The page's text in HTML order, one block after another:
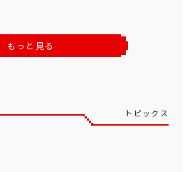
もっと見る
トピックス